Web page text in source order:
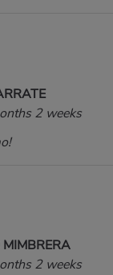
2 weeks
2 weeks